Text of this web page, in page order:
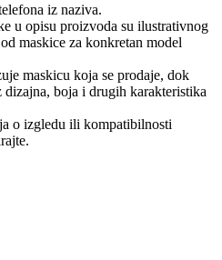
iz naziva.
u opisu proizvoda su ilustrativnog
maskice za konkretan model
maskicu koja se prodaje, dok
boja i drugih karakteristika
o izgledu ili kompatibilnosti